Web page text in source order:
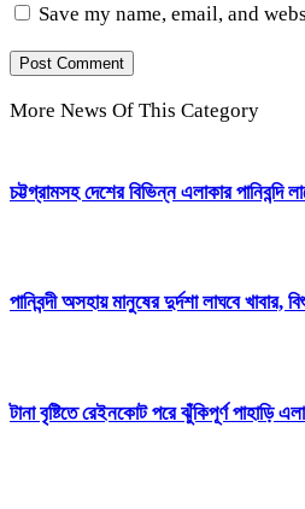
Save my name, email, and
More News Of This Category
চট্টগ্রামসহ দেশের বিভিন্ন এলাকার
পানিবন্দী অসহায় মানুষের দুর্দশা লাঘবে খাবার,
টানা বৃষ্টিতে রেইনকোট পরে ঝুঁকিপূর্ণ পাহাড়ি